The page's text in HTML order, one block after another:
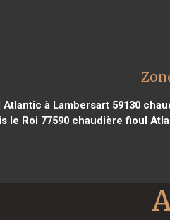
à Lambersart 59130
le Roi 77590chaudière fioul